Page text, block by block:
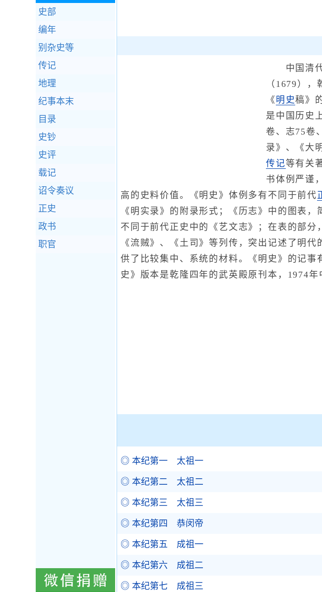
中国清代
（1679）
《 明史稿》
是中国历史
卷、志75卷
录》、《大
传记等有关
书体例严谨
高的史料价值。《明史》体例多有不同于前代
《明实录》的附录形式；《历志》中的图表
不同于前代正史中的《艺文志》；在表的部分
《流贼》、《土司》等列传，突出记述了明
供了比较集中、系统的材料。《明史》的记
史》版本是乾隆四年的武英殿原刊本，1974年
◎ 本纪第一 太祖一
◎ 本纪第二 太祖二
◎ 本纪第三 太祖三
◎ 本纪第四 恭闵帝
◎ 本纪第五 成祖一
◎ 本纪第六 成祖二
◎ 本纪第七 成祖三
史部
编年
别杂史等
传记
地理
纪事本末
目录
史钞
史评
载记
诏令奏议
正史
政书
职官